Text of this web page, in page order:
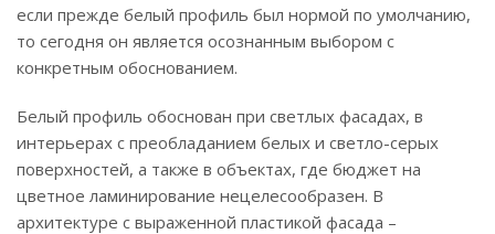
если прежде белый профиль был нормой по умолчанию,
то сегодня он является осознанным выбором с
конкретным обоснованием.
Белый профиль обоснован при светлых фасадах, в
интерьерах с преобладанием белых и светло-серых
поверхностей, а также в объектах, где бюджет на
цветное ламинирование нецелесообразен. В
архитектуре с выраженной пластикой фасада –